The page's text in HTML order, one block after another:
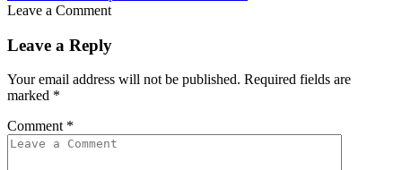
Leave a Comment
Leave a Reply
Your email address will not be published. Required fields are
marked *
Comment *